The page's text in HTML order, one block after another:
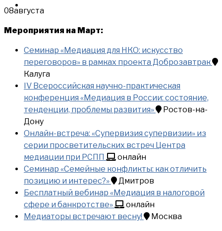
08августа
Мероприятия на Март:
Семинар «Медиация для НКО: искусство
переговоров» в рамках проекта Доброзавтрак
Калуга
IV Всероссийская научно-практическая
конференция «Медиация в России: состояние,
тенденции, проблемы развития»
Ростов-на-
Дону
Онлайн-встреча: «Супервизия супервизии» из
серии просветительских встреч Центра
медиации при РСПП
онлайн
Семинар «Семейные конфликты: как отличить
позицию и интерес?»
Дмитров
Бесплатный вебинар «Медиация в налоговой
сфере и банкротстве»
онлайн
Медиаторы встречают весну!
Москва